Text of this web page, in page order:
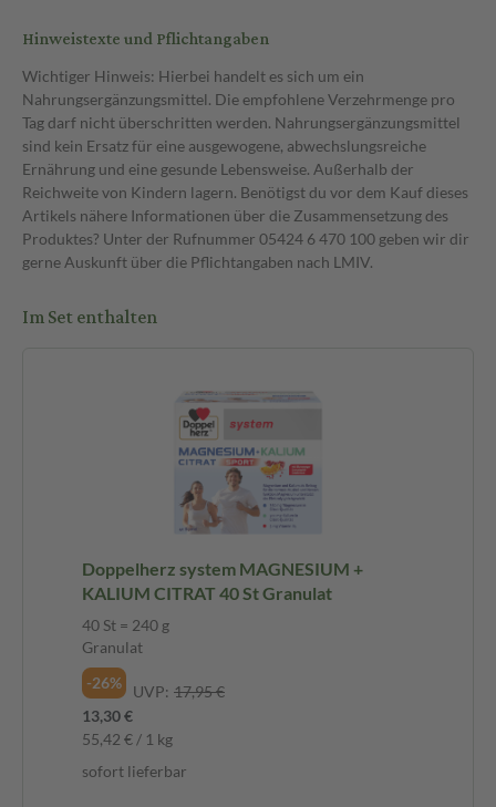
Hinweistexte und Pflichtangaben
Wichtiger Hinweis: Hierbei handelt es sich um ein
Nahrungsergänzungsmittel. Die empfohlene Verzehrmenge pro
Tag darf nicht überschritten werden. Nahrungsergänzungsmittel
sind kein Ersatz für eine ausgewogene, abwechslungsreiche
Ernährung und eine gesunde Lebensweise. Außerhalb der
Reichweite von Kindern lagern. Benötigst du vor dem Kauf dieses
Artikels nähere Informationen über die Zusammensetzung des
Produktes? Unter der Rufnummer 05424 6 470 100 geben wir dir
gerne Auskunft über die Pflichtangaben nach LMIV.
Im Set enthalten
Doppelherz system MAGNESIUM +
KALIUM CITRAT 40 St Granulat
40 St = 240 g
Granulat
-26%
UVP: 17,95 €
13,30 €
55,42 € / 1 kg
sofort lieferbar